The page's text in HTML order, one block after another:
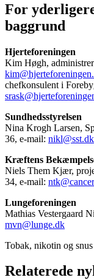
For
baggrund
Hjerteforeningen
Kim Høgh,
chefkonsulent i
Sundhedsstyrelsen
Nina Krogh Larsen,
36, e-mail: nikl@sst.dk
Kræftens
Niels Them Kjær,
34, e-mail:
Lungeforeningen
Mathias Vestergaard
mvn@lunge.dk
Tobak, nikotin og snus
Relaterede